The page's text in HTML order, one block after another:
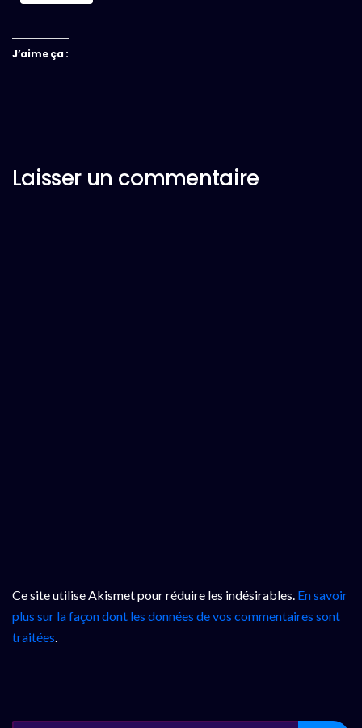
J’aime ça :
Laisser un commentaire
Ce site utilise Akismet pour réduire les indésirables. En savoir
plus sur la façon dont les données de vos commentaires sont
traitées.